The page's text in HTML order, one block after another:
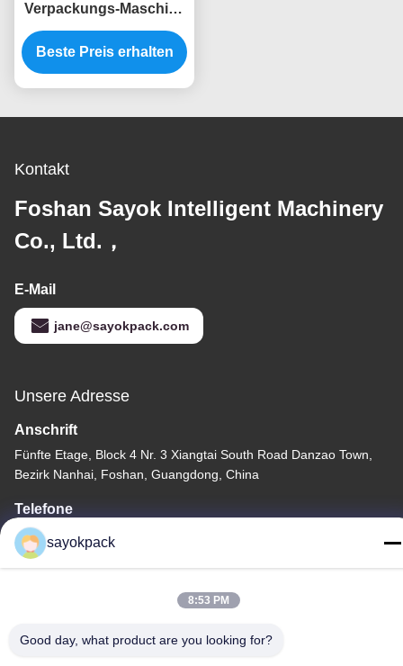
Verpackungs-Maschine
Psychiaters-
Verpackungsmaschine-
automatische des
Beste Preis erhalten
Kontakt
Foshan Sayok Intelligent Machinery
Co., Ltd.，
E-Mail
jane@sayokpack.com
Unsere Adresse
Anschrift
Fünfte Etage, Block 4 Nr. 3 Xiangtai South Road Danzao Town,
Bezirk Nanhai, Foshan, Guangdong, China
Telefone
86-757-8660-5060
Datenschutzrichtlinie|Sitemap
sayokpack
8:53 PM
Good day, what product are you looking for?